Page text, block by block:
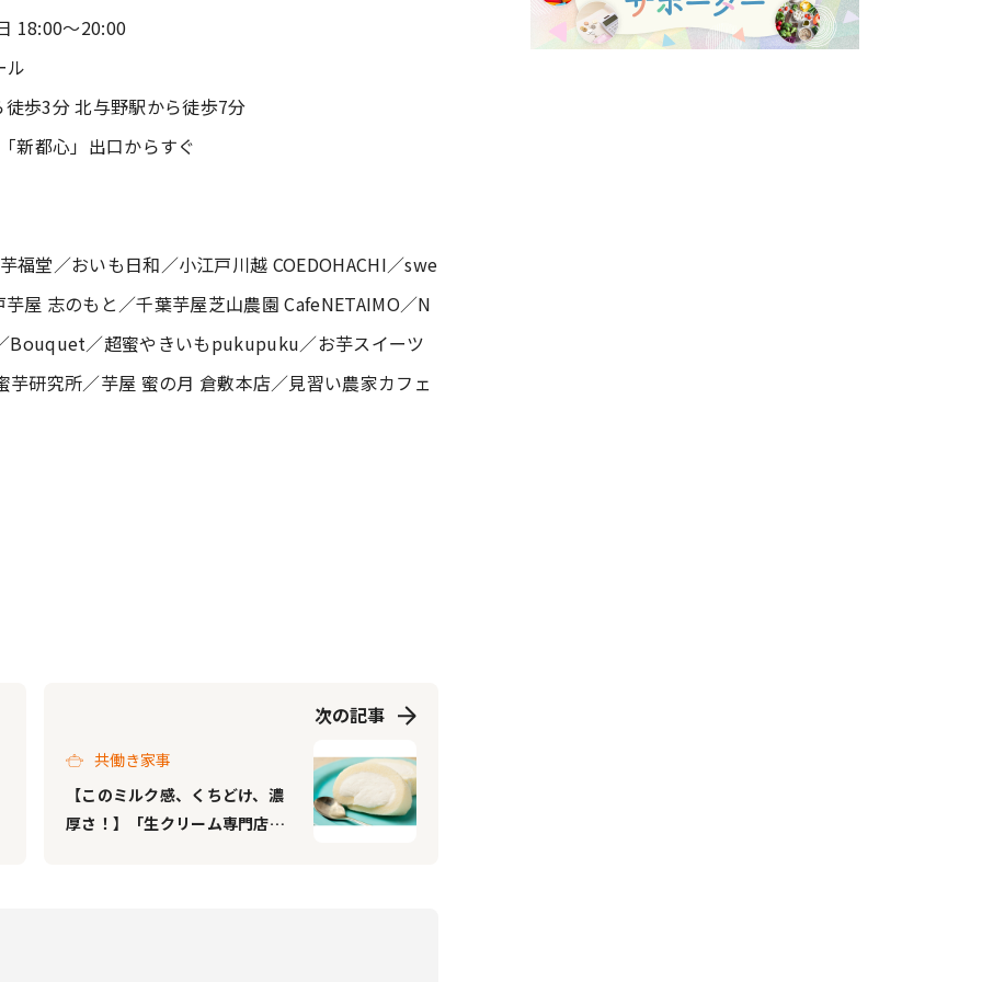
～20:00
ル
歩3分 北与野駅から徒歩7分
心」出口からすぐ
堂／おいも日和／小江戸川越 COEDOHACHI／swe
屋 志のもと／千葉芋屋芝山農園 CafeNETAIMO／N
Bouquet／超蜜やきいもpukupuku／お芋スイーツ
研究所／芋屋 蜜の月 倉敷本店／見習い農家カフェ
次の記事
共働き家事
【このミルク感、くちどけ、濃
厚さ！】「生クリーム専門店ミ